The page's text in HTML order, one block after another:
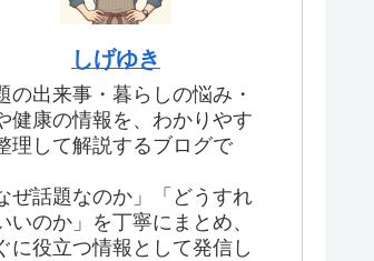
しげゆき
の出来事・暮らしの悩み・
健康の情報を、わかりやす
理して解説するブログで
ぜ話題なのか」「どうすれ
いのか」を丁寧にまとめ、
に役立つ情報として発信し